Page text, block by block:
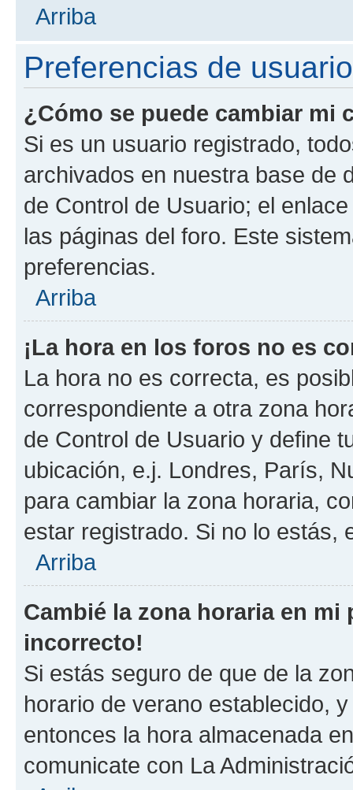
Arriba
Preferencias de
¿Cómo se puede cambiar mi
Si es un usuario registrado,
archivados en nuestra base de
de Control de Usuario; el
las páginas del foro. Este
preferencias.
Arriba
¡La hora en los foros no es
La hora no es correcta, es
correspondiente a otra zona
de Control de Usuario y define
ubicación, e.j. Londres, París,
para cambiar la zona horaria,
estar registrado. Si no lo estás,
Arriba
Cambié la zona horaria en
incorrecto!
Si estás seguro de que de la
horario de verano establecido,
entonces la hora almacenada
comunicate con La